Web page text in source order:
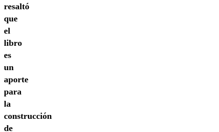
resaltó
que
el
libro
es
un
aporte
para
la
construcción
de